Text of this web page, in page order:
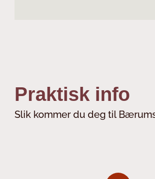
Praktisk info
Slik kommer du deg til